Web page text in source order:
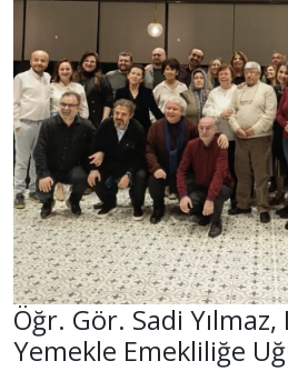
Öğr. Gör. Sadi
Yemekle Emekliliğe